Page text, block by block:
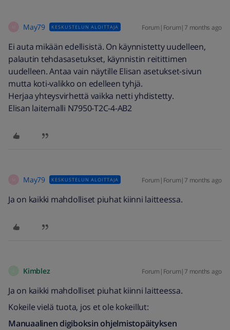
May79 KESKUSTELUN ALOITTAJA Forum|Forum|7 months ago
Ei auta mikään edellisistä. On käynnistetty uudelleen,
palautin tehdasasetukset, käynnistin reitittimen
uudelleen. Antaa vain näytille Elisan asetukset-sivun
mutta koti-valikko on edelleen tyhjä.
Herjaa yhteysvirhettä vaikka netti yhdistetty.
Elisan laitemalli N7950-T2C-4-AB2
May79 KESKUSTELUN ALOITTAJA Forum|Forum|7 months ago
Ja on kaikki mahdolliset piuhat kiinni laitteessa.
Kimblez Forum|Forum|7 months ago
Ja on kaikki mahdolliset piuhat kiinni laitteessa.
Kokeile vielä tuota, jos et ole kokeillut:
Manuaalinen digiboksin ohjelmistopäityksen